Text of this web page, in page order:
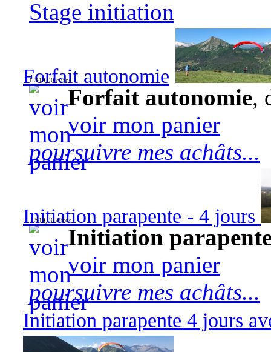
Stage initiation
Forfait autonomie
1 340,00 euros
Forfait autonomie,
voir mon panier
poursuivre mes achâts...
Initiation parapente - 4 jours
540,00 euros
Initiation
voir mon panier
poursuivre mes achâts...
Initiation parapente 4 jours